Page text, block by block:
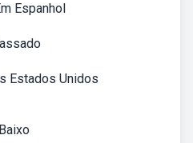
Espanhol
Estados Unidos